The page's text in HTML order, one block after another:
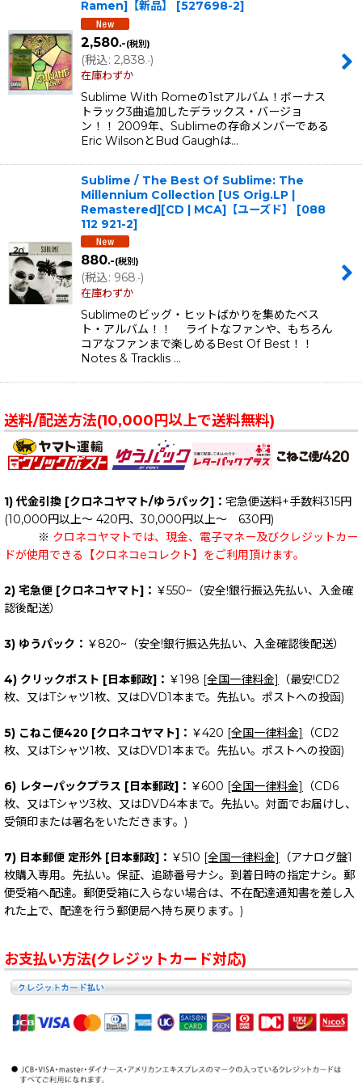
Ramen]【新品】 [527698-2]
2,580.-(税別)
(税込: 2,838.-)
在庫わずか
Sublime With Romeの1stアルバム！ボーナス
トラック3曲追加したデラックス・バージョ
ン！！ 2009年、Sublimeの存命メンバーである
Eric WilsonとBud Gaughは…
Sublime / The Best Of Sublime: The
Millennium Collection [US Orig.LP |
Remastered][CD | MCA]【ユーズド】
[088
112 921-2]
880.-(税別)
(税込: 968.-)
在庫わずか
Sublimeのビッグ・ヒットばかりを集めたベス
ト・アルバム！！ ライトなファンや、もちろん
コアなファンまで楽しめるBest Of Best！！
Notes & Tracklis …
送料/配送方法(10,000円以上で送料無料)
1) 代金引換 [クロネコヤマト/ゆうパック]： 宅急便送料+手数料315円
(10,000円以上～ 420円、30,000円以上～ 630円)
※ クロネコヤマトでは、現金、電子マネー及びクレジットカー
ドが使用できる【クロネコeコレクト】をご利用頂けます。
2) 宅急便 [クロネコヤマト]： ￥550~（安全!銀行振込先払い、入金確
認後配送）
3) ゆうパック： ￥820~（安全!銀行振込先払い、入金確認後配送）
4) クリックポスト [日本郵政]： ￥198 [全国一律料金]
（最安!CD2
枚、又はTシャツ1枚、又はDVD1本まで。先払い。ポストへの投函)
5) こねこ便420 [クロネコヤマト]： ￥420 [全国一律料金]
（CD2
枚、又はTシャツ1枚、又はDVD1本まで。先払い。ポストへの投函)
6) レターパックプラス [日本郵政]： ￥600 [全国一律料金]
（CD6
枚、又はTシャツ3枚、又はDVD4本まで。先払い。対面でお届けし、
受領印または署名をいただきます。)
7) 日本郵便 定形外 [日本郵政]： ￥510 [全国一律料金]
（アナログ盤1
枚購入専用。先払い。保証、追跡番号ナシ。到着日時の指定ナシ。郵
便受箱へ配達。郵便受箱に入らない場合は、不在配達通知書を差し入
れた上で、配達を行う郵便局へ持ち戻ります。)
お支払い方法(クレジットカード対応)